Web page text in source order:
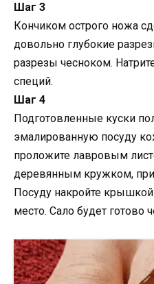
Шаг 3
Кончиком острого ножа
довольно глубокие
разрезы чесноком.
специй.
Шаг 4
Подготовленные куски
эмалированную посуду
проложите лавровым
деревянным кружком,
Посуду накройте
место. Сало будет готово